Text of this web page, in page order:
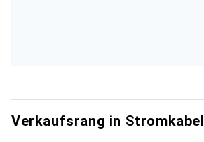
Verkaufsrang in Stromkabel